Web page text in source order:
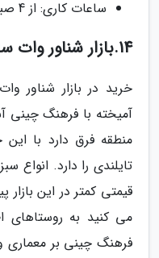
ساعات کاری: از 4 صبح تا 19
14.بازار شناور وات سای - Wat Sai
خرید در بازار شناور
آمیخته با فرهنگ چینی
منطقه فرق دارد با
تایلندی را دارد. انواع
قیمتی کمتر در این بازار
می کنید به روستاهای
فرهنگ چینی بر